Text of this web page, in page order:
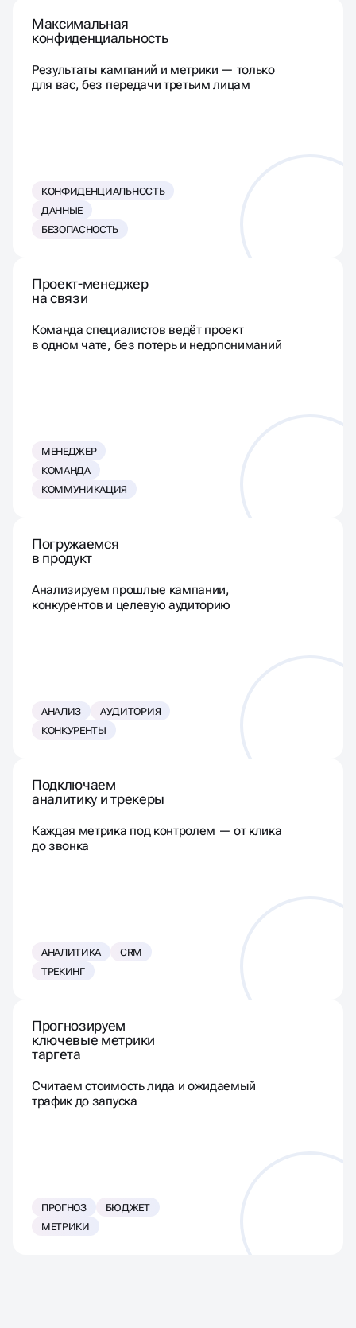
Максимальная
конфиденциальность
Результаты кампаний и метрики — только
для вас, без передачи третьим лицам
КОНФИДЕНЦИАЛЬНОСТЬ
ДАННЫЕ
БЕЗОПАСНОСТЬ
Проект-менеджер
на связи
Команда специалистов ведёт проект
в одном чате, без потерь и недопониманий
МЕНЕДЖЕР
КОМАНДА
КОММУНИКАЦИЯ
Погружаемся
в продукт
Анализируем прошлые кампании,
конкурентов и целевую аудиторию
АНАЛИЗ
АУДИТОРИЯ
КОНКУРЕНТЫ
Подключаем
аналитику и трекеры
Каждая метрика под контролем — от клика
до звонка
АНАЛИТИКА
CRM
ТРЕКИНГ
Прогнозируем
ключевые метрики
таргета
Считаем стоимость лида и ожидаемый
трафик до запуска
ПРОГНОЗ
БЮДЖЕТ
МЕТРИКИ